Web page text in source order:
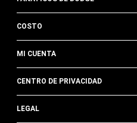
COSTO
MI CUENTA
CENTRO DE PRIVACIDAD
LEGAL